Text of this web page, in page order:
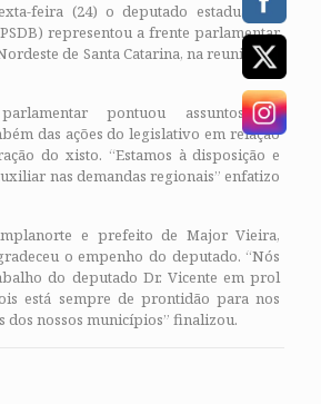
feira (24) o deputado estadual Dr.
representou a frente parlamentar
de Santa Catarina, na reunião da
pontuou assuntos de
das ações do legislativo em relação
do xisto. “Estamos à disposição e
nas demandas regionais” enfatizo
e prefeito de Major Vieira,
o empenho do deputado. “Nós
do deputado Dr. Vicente em prol
está sempre de prontidão para nos
dos nossos municípios” finalizou.